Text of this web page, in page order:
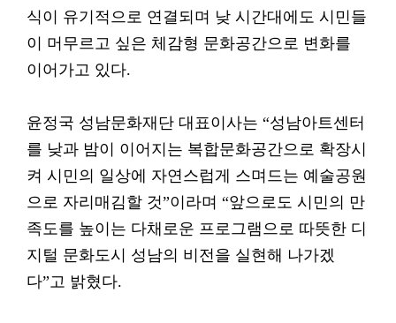
식이 유기적으로 연결되며 낮 시간대에도 시민들
이 머무르고 싶은 체감형 문화공간으로 변화를
이어가고 있다.
윤정국 성남문화재단 대표이사는 “성남아트센터
를 낮과 밤이 이어지는 복합문화공간으로 확장시
켜 시민의 일상에 자연스럽게 스며드는 예술공원
으로 자리매김할 것”이라며 “앞으로도 시민의 만
족도를 높이는 다채로운 프로그램으로 따뜻한 디
지털 문화도시 성남의 비전을 실현해 나가겠
다”고 밝혔다.